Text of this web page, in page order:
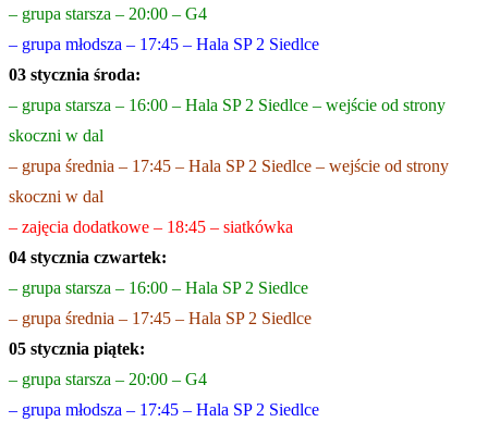
– grupa starsza – 20:00 – G4
– grupa młodsza – 17:45 – Hala SP 2 Siedlce
03 stycznia środa:
– grupa starsza – 16:00 – Hala SP 2 Siedlce – wejście od strony
skoczni w dal
– grupa średnia – 17:45 – Hala SP 2 Siedlce – wejście od strony
skoczni w dal
– zajęcia dodatkowe – 18:45 – siatkówka
04 stycznia czwartek:
– grupa starsza – 16:00 – Hala SP 2 Siedlce
– grupa średnia – 17:45 – Hala SP 2 Siedlce
05 stycznia piątek:
– grupa starsza – 20:00 – G4
– grupa młodsza – 17:45 – Hala SP 2 Siedlce